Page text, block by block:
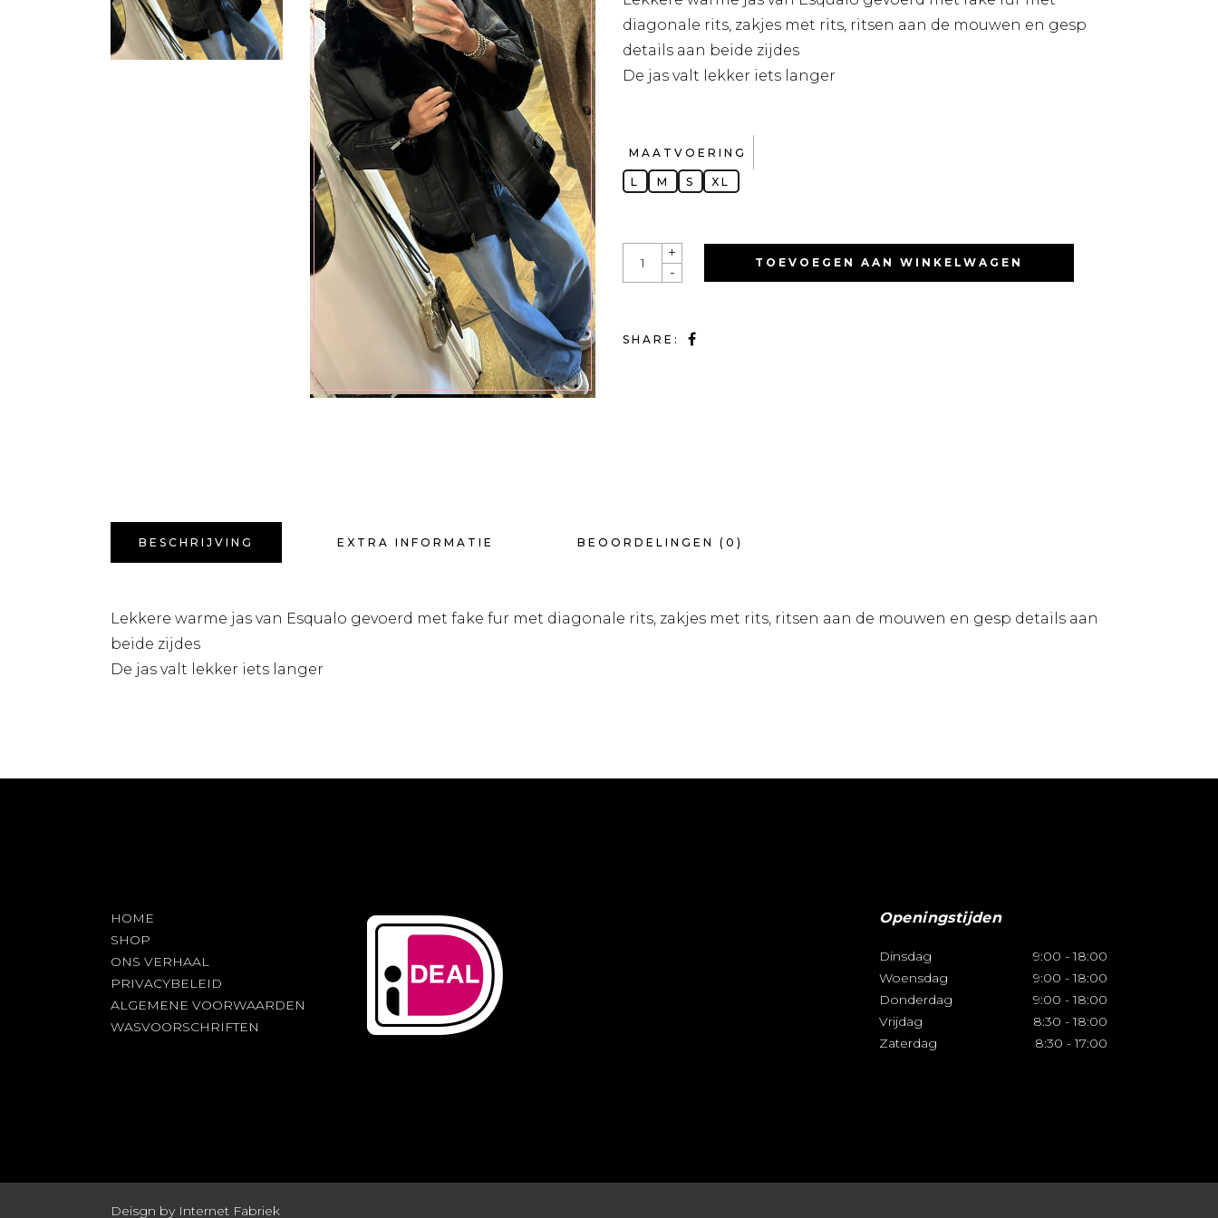
diagonale rits, zakjes met rits, ritsen aan de mouwen en gesp
details aan beide zijdes
De jas valt lekker iets langer
MAATVOERING
L M S XL
QUANTITY
-
+
TOEVOEGEN AAN WINKELWAGEN
SHARE:
BESCHRIJVING EXTRA INFORMATIE BEOORDELINGEN (0)
Lekkere warme jas van Esqualo gevoerd met fake fur met diagonale rits, zakjes met rits, ritsen aan de mouwen en gesp details aan
beide zijdes
De jas valt lekker iets langer
HOME
SHOP
ONS VERHAAL
PRIVACYBELEID
ALGEMENE VOORWAARDEN
WASVOORSCHRIFTEN
Openingstijden
Dinsdag 9:00 - 18:00
Woensdag
9:00 - 18:00
Donderdag
9:00 - 18:00
Vrijdag
8:30 - 18:00
Zaterdag
8:30 - 17:00
Deisgn by Internet Fabriek